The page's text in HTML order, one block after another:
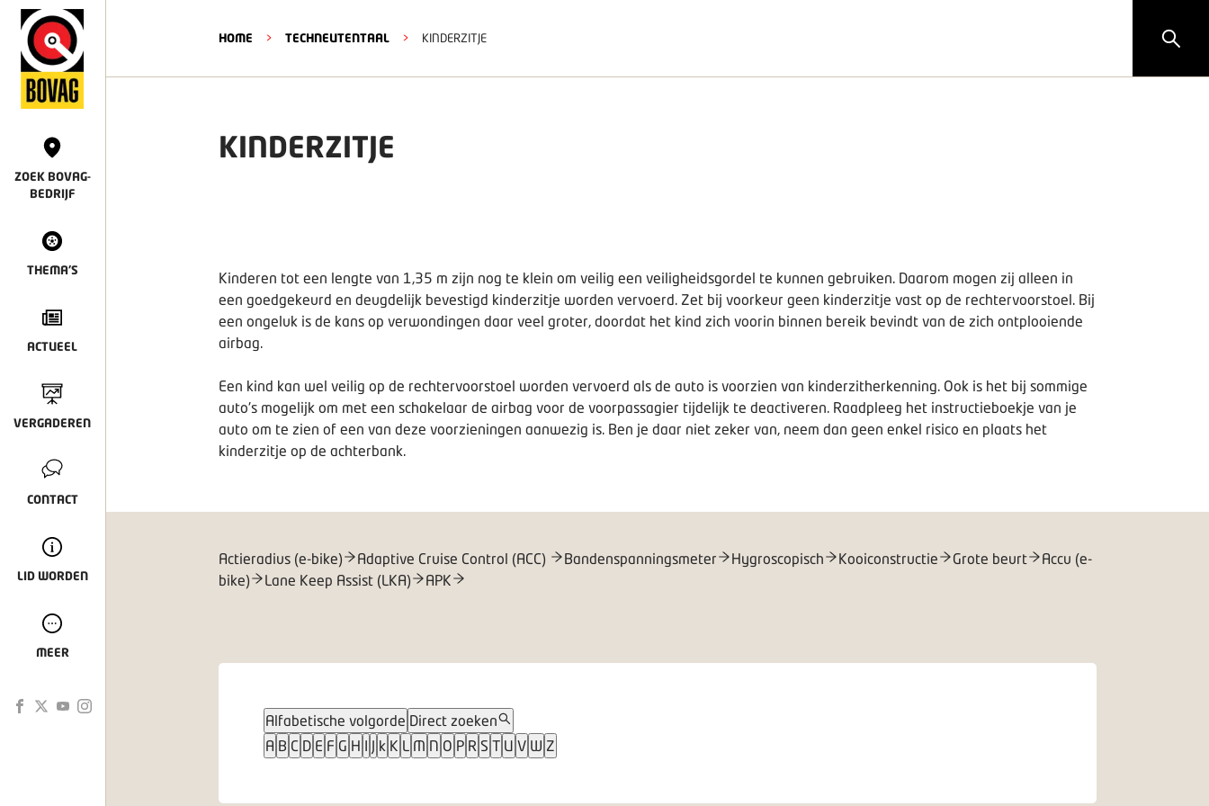
ZOEK BOVAG-
BEDRIJF
THEMA'S
ACTUEEL
VERGADEREN
CONTACT
LID WORDEN
MEER
HOME > TECHNEUTENTAAL > KINDERZITJE
KINDERZITJE
Kinderen tot een lengte van 1,35 m zijn nog te klein om veilig een veiligheidsgordel te kunnen gebruiken. Daarom mogen zij alleen in
een goedgekeurd en deugdelijk bevestigd kinderzitje worden vervoerd. Zet bij voorkeur geen kinderzitje vast op de rechtervoorstoel. Bij
een ongeluk is de kans op verwondingen daar veel groter, doordat het kind zich voorin binnen bereik bevindt van de zich ontplooiende
airbag.
Een kind kan wel veilig op de rechtervoorstoel worden vervoerd als de auto is voorzien van kinderzitherkenning. Ook is het bij sommige
auto's mogelijk om met een schakelaar de airbag voor de voorpassagier tijdelijk te deactiveren. Raadpleeg het instructieboekje van je
auto om te zien of een van deze voorzieningen aanwezig is. Ben je daar niet zeker van, neem dan geen enkel risico en plaats het
kinderzitje op de achterbank.
Actieradius (e-bike) Adaptive Cruise Control (ACC) Bandenspanningsmeter Hygroscopisch Kooiconstructie Grote beurt
Accu (e-
bike)
Lane Keep Assist (LKA) APK
Alfabetische volgorde Direct zoeken
A B C D E F G H I J k K L M N O P R S T U V W Z